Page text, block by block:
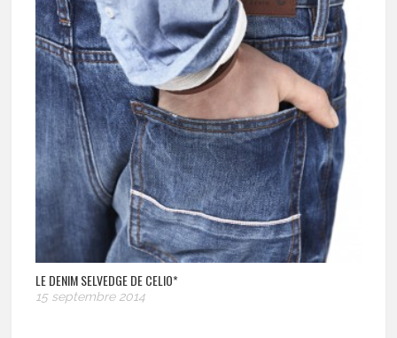
LE DENIM SELVEDGE DE CELIO*
15 septembre 2014